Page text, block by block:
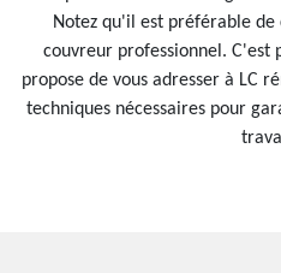
Notez qu'il est préférable
couvreur professionnel. C'est
propose de vous adresser à LC
techniques nécessaires pour